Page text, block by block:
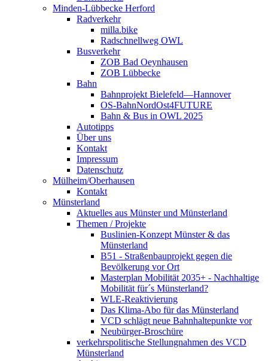
Minden-Lübbecke Herford
Radverkehr
milla.bike
Radschnellweg OWL
Busverkehr
ZOB Bad Oeynhausen
ZOB Lübbecke
Bahn
Bahnprojekt Bielefeld—Hannover
OS-BahnNordOst4FUTURE
Bahn & Bus in OWL 2025
Autotipps
Über uns
Kontakt
Impressum
Datenschutz
Mülheim/Oberhausen
Kontakt
Münsterland
Aktuelles aus Münster und Münsterland
Themen / Projekte
Buslinien-Konzept Münster & das
Münsterland
B51 - Straßenbauprojekt gegen die
Bevölkerung vor Ort
Masterplan Mobilität 2035+ - Nachhaltige
Mobilität für´s Münsterland?
WLE-Reaktivierung
Das Klima-Abo für das Münsterland
VCD schlägt neue Bahnhaltepunkte vor
Neubürger-Broschüre
verkehrspolitische Stellungnahmen des VCD
Münsterland